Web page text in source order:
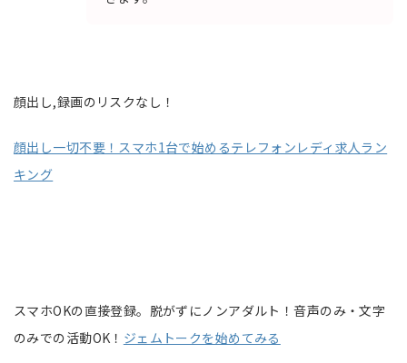
顔出し,録画のリスクなし！
顔出し一切不要！スマホ1台で始めるテレフォンレディ求人ラン
キング
スマホOKの直接登録。脱がずにノンアダルト！音声のみ・文字
のみでの活動OK！ ジェムトークを始めてみる